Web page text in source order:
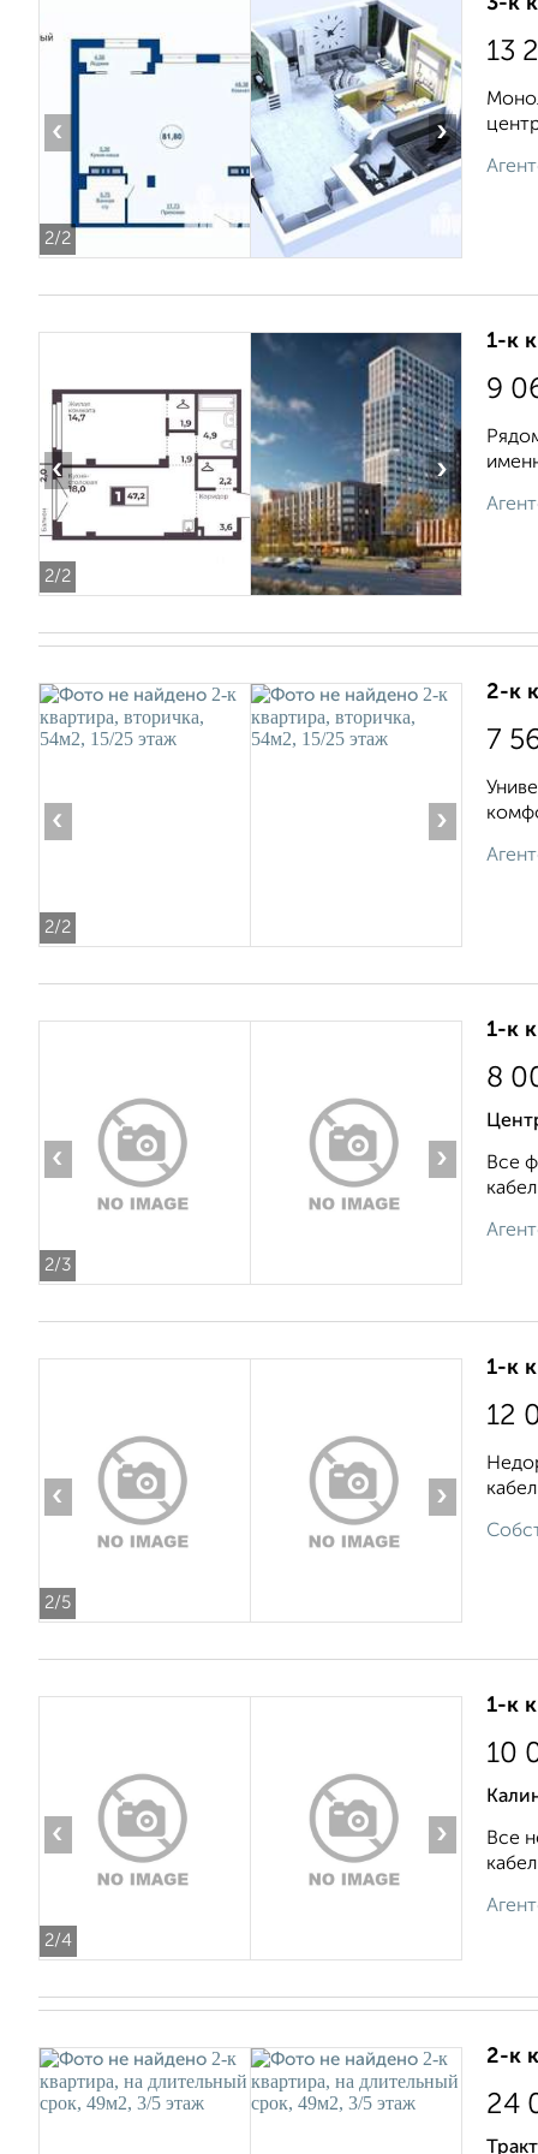
2/2
‹ ›
13
2/2
‹ ›
1-к
9
2/2
‹ ›
2-к
7
2/3
‹ ›
1-к
8
Все
2/5
‹ ›
1-к
12
2/4
‹ ›
1-к
10
Все
2-к
24